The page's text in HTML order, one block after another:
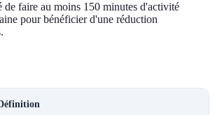
de faire au moins 150 minutes d'activité
pour bénéficier d'une réduction